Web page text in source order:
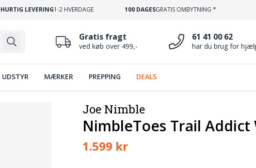
HURTIG LEVERING1-2 HVERDAGE 100 DAGESGRATIS OMBYTNING *
Gratis fragt
ved køb over 499,-
61 41 00 62
har du brug for
UDSTYR MÆRKER PREPPING DEALS
Joe Nimble
NimbleToes Trail Addict
1.599 kr